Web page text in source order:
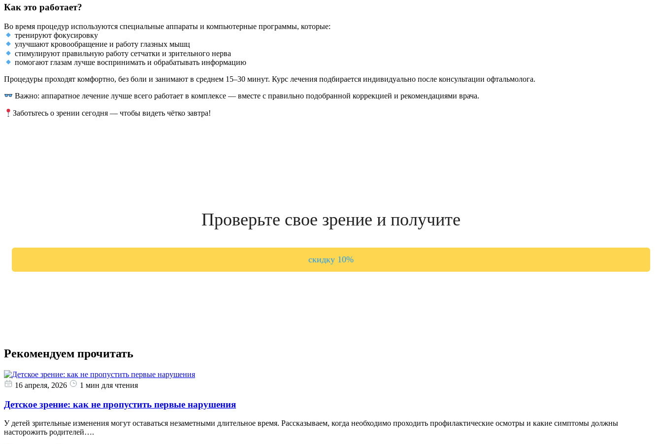
Как это работает?
Во время процедур используются специальные аппараты и компьютерные программы, которые:
тренируют фокусировку
улучшают кровообращение и работу глазных мышц
стимулируют правильную работу сетчатки и зрительного нерва
помогают глазам лучше воспринимать и обрабатывать информацию
Процедуры проходят комфортно, без боли и занимают в среднем 15–30 минут. Курс лечения подбирается индивидуально после консультации офтальмолога.
Важно: аппаратное лечение лучше всего работает в комплексе — вместе с правильно подобранной коррекцией и рекомендациями врача.
Заботьтесь о зрении сегодня — чтобы видеть чётко завтра!
Проверьте свое зрение и получите
скидку 10%
Рекомендуем прочитать
16 апреля, 2026 1 мин для чтения
Детское зрение: как не пропустить первые нарушения
У детей зрительные изменения могут оставаться незаметными длительное время. Рассказываем, когда необходимо проходить профилактические осмотры и какие симптомы должны
насторожить родителей….